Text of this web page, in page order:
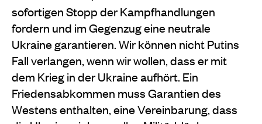
sofortigen Stopp der Kampfhandlungen
fordern und im Gegenzug eine neutrale
Ukraine garantieren. Wir können nicht Putins
Fall verlangen, wenn wir wollen, dass er mit
dem Krieg in der Ukraine aufhört. Ein
Friedensabkommen muss Garantien des
Westens enthalten, eine Vereinbarung, dass